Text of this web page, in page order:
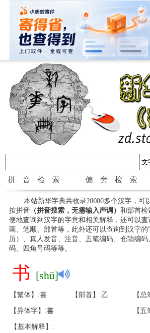
拼音检索 偏旁检索
本站新华字典共收录20000多个汉字，可
按拼音（拼音搜索，无需输入声调） 和部首检
便地查询到汉字的字意和相关解释，还可以
画、笔顺、部首等，此外还可以查询到汉字
历）、真人发音、注音、五笔编码、仓颉编码
码、四角号码等等。
书 [shū]
【繁体】:書 【部首】:乙 【
【异体字】:書 【
【基本解释】: